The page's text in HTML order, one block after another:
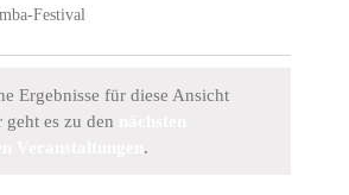
Festival
Ergebnisse für diese Ansicht
es zu den
.